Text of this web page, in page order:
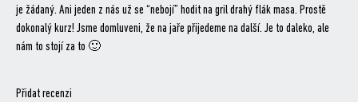
je žádaný. Ani jeden z nás už se “nebojí” hodit na gril drahý flák masa. Prostě
dokonalý kurz! Jsme domluveni, že na jaře přijedeme na další. Je to daleko, ale
nám to stojí za to 🙂
Přidat recenzi